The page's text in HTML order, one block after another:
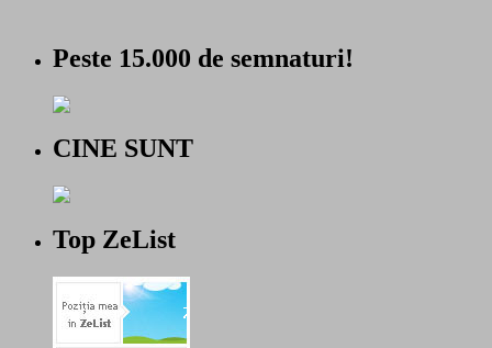
Peste 15.000 de semnaturi!
CINE SUNT
Top ZeList